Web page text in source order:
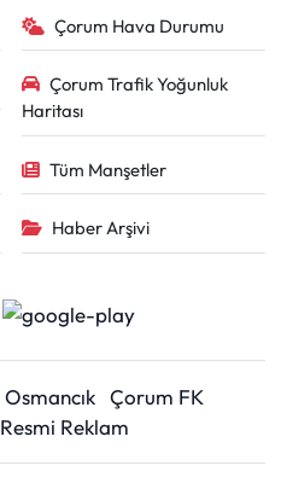
Çorum Hava Durumu
Çorum Trafik Yoğunluk
Haritası
Tüm Manşetler
Haber Arşivi
Osmancık Çorum FK
Resmi Reklam